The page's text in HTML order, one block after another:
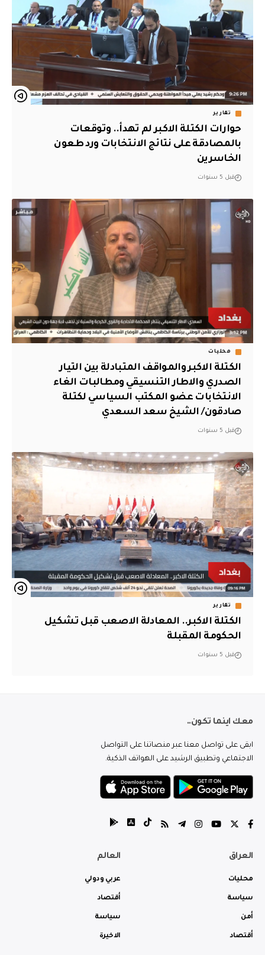
تقارير
حوارات الكتلة الاكبر لم تهدأ.. وتوقعات
بالمصادقة على نتائج الانتخابات ورد طعون
الخاسرين
قبل 5 سنوات
محليات
الكتلة الاكبر والمواقف المتبادلة بين التيار
الصدري والاطار التنسيقي ومطالبات الغاء
الانتخابات عضو المكتب السياسي لكتلة
صادقون/ الشيخ سعد السعدي
قبل 5 سنوات
تقارير
الكتلة الاكبر.. المعادلة الاصعب قبل تشكيل
الحكومة المقبلة
قبل 5 سنوات
معك اينما تكون..
ابقى على تواصل معنا عبر منصاتنا على التواصل
الاجتماعي وتطبيق الرشيد على الهواتف الذكية.
العراق
محليات
سياسة
أمن
أقتصاد
العالم
عربي ودولي
أقتصاد
سياسة
الاخيرة